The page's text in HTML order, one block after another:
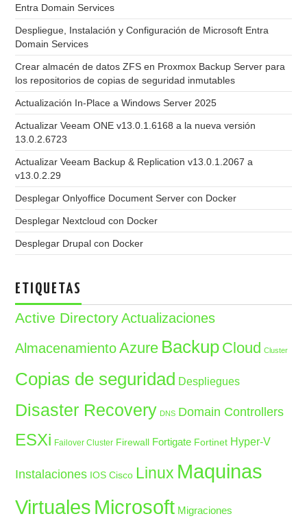
Entra Domain Services
Despliegue, Instalación y Configuración de Microsoft Entra
Domain Services
Crear almacén de datos ZFS en Proxmox Backup Server para
los repositorios de copias de seguridad inmutables
Actualización In-Place a Windows Server 2025
Actualizar Veeam ONE v13.0.1.6168 a la nueva versión
13.0.2.6723
Actualizar Veeam Backup & Replication v13.0.1.2067 a
v13.0.2.29
Desplegar Onlyoffice Document Server con Docker
Desplegar Nextcloud con Docker
Desplegar Drupal con Docker
ETIQUETAS
Active Directory Actualizaciones
Almacenamiento Azure Backup Cloud Cluster
Copias de seguridad Despliegues
Disaster Recovery DNS Domain Controllers
ESXi Failover Cluster Firewall Fortigate Fortinet Hyper-V
Instalaciones IOS Cisco Linux Maquinas
Virtuales Microsoft Migraciones